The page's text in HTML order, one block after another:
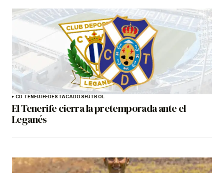
CD TENERIFEDESTACADOSFÚTBOL
El Tenerife cierra la pretemporada ante el
Leganés